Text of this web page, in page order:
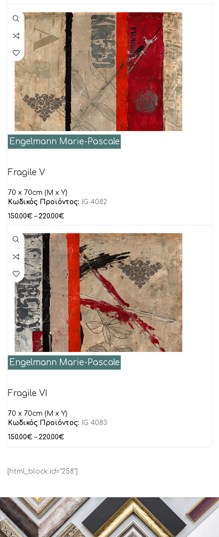
Engelmann Marie-Pascale
Fragile V
70 x 70cm (M x Y)
Κωδικός Προϊόντος:
IG 4082
150.00€ – 220.00€
Engelmann Marie-Pascale
Fragile VI
70 x 70cm (M x Y)
Κωδικός Προϊόντος:
IG 4083
150.00€ – 220.00€
[html_block id="258"]